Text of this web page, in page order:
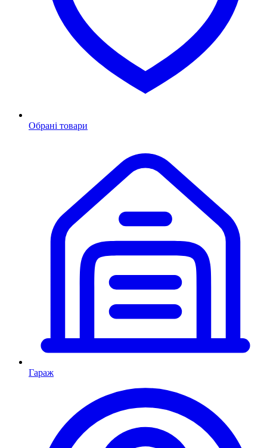
Обрані товари
Гараж